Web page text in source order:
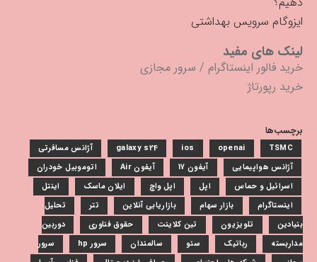
ایزوگام سرویس بهداشتی
لینک های مفید
خرید فالور اینستاگرام / سرور مجازی
خرید رپورتاژ
برچسب‌ها
galaxy s24 ios openai TSMC
آژانس مسافرتی
آژانس هواپیمایی
آیفون 17 آیفون Air
اتوموبیل خودران
اسرائیل و حماس
اپل اپل واچ ایلان ماسک
اینتل
اینستاگرام
بازار سهام بازاریابی آنلاین تتر
تحلیل
بنیادین
تلویزیون تین کلاینت حقوق فناوری
دوربین
مداربسته
رباتیک سئو سالمندان سرور hp
سرور